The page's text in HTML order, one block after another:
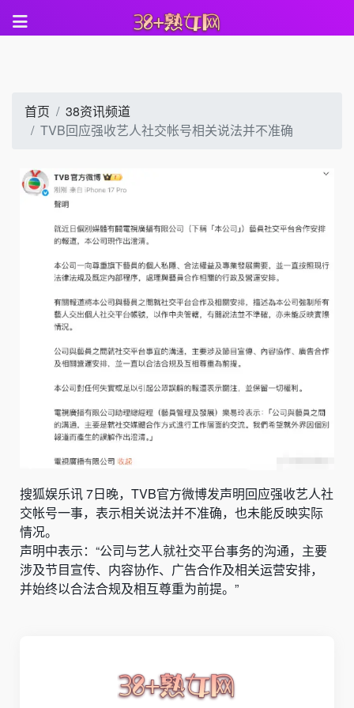
首页
38资讯频道
TVB回应强收艺人社交帐号相关说法并不准确
搜狐娱乐讯 7日晚，TVB官方微博发声明回应强收艺人社
交帐号一事，表示相关说法并不准确，也未能反映实际
情况。
声明中表示：“公司与艺人就社交平台事务的沟通，主要
涉及节目宣传、内容协作、广告合作及相关运营安排，
并始终以合法合规及相互尊重为前提。”